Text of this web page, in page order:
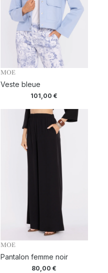
MOE
Veste bleue
101,00€
MOE
Pantalon femme noir
80,00€